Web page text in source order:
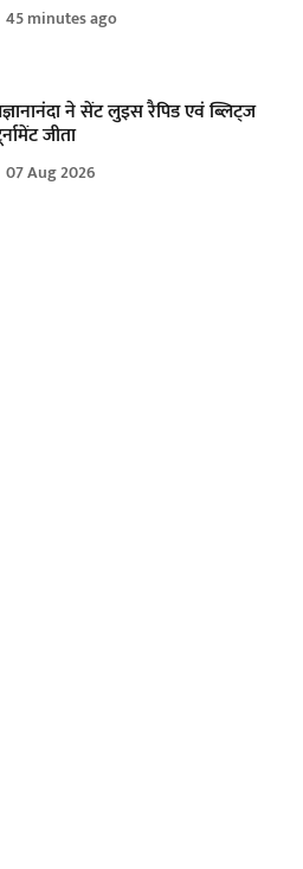
45 minutes ago
ने सेंट लुइस रैपिड एवं ब्लिट्ज
जीता
07 Aug 2026